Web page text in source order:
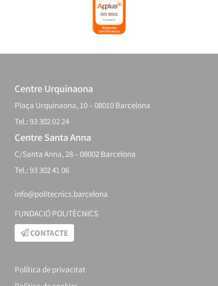
Centre Urquinaona
Plaça Urquinaona, 10 – 08010 Barcelona
Tel.: 93 302 02 24
Centre Santa Anna
C/Santa Anna, 28 – 08002 Barcelona
Tel.: 93 302 41 06
info@politecnics.barcelona
FUNDACIÓ POLITÈCNICS
CONTACTE
Política de privacitat